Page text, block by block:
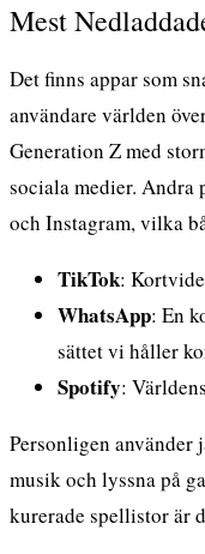
Mest
Det finns appar som
användare världen
Generation Z med
sociala medier. Andra
och Instagram, vilka
TikTok:
WhatsApp: En
sättet vi håller
Spotify:
Personligen
musik och lyssna på
kurerade spellistor är